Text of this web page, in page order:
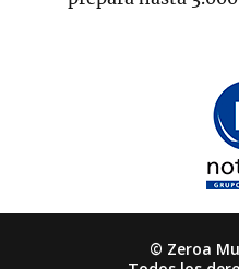
© Zeroa